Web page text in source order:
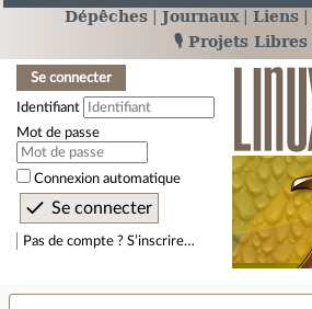
Dépêches Journaux Liens
🎙️ Projets Libres
Se connecter
Identifiant
Mot de passe
Connexion automatique
Pas de compte ? S’inscrire…